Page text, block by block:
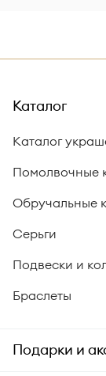
Каталог
Каталог
Помолвочные
Обручальные
Серьги
Подвески и
Браслеты
Подарки и